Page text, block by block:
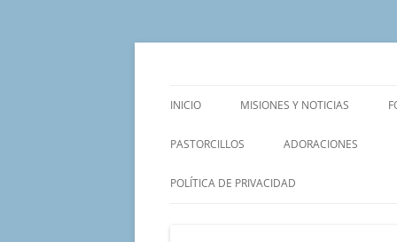
Saltar
INICIO MISIONES Y NOTICIAS
PASTORCILLOS ADORACIONES
POLÍTICA DE PRIVACIDAD